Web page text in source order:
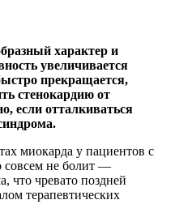
характер и
увеличивается
прекращается,
стенокардию от
если отталкиваться
миокарда у пациентов с
совсем не болит —
что чревато поздней
терапевтических